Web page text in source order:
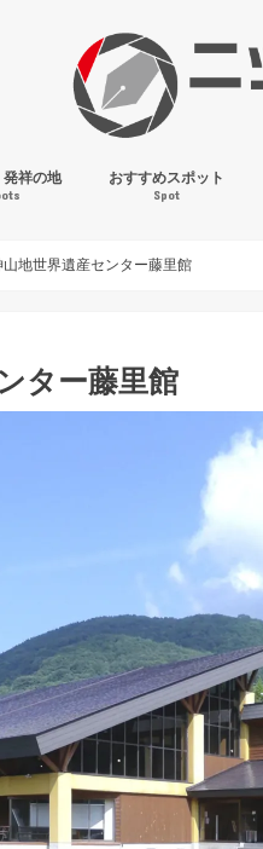
祥の地 おすすめスポット
Spot
山地世界遺産センター藤里館
ター藤里館